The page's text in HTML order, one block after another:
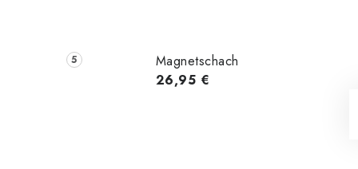
Magnetschach
26,95 €